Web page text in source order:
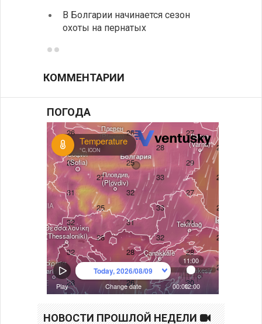
В Болгарии начинается сезон
охоты на пернатых
КОММЕНТАРИИ
ПОГОДА
НОВОСТИ ПРОШЛОЙ НЕДЕЛИ